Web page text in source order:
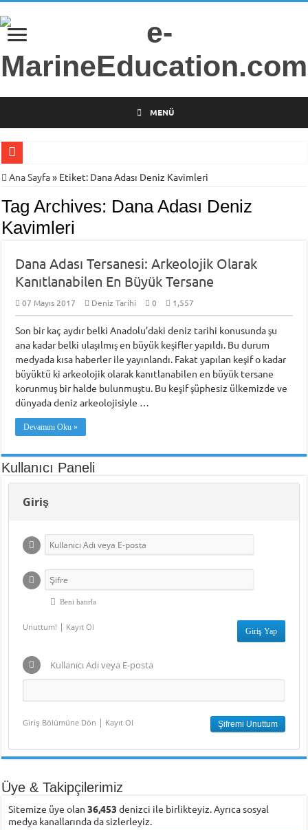
MENÜ
Gemi Radarları Üzerine Bilimsel Araştırma
Piri Reis Üniversitesi’nden Arsa Satışı
DARGEB-Denizci Gönüllülerden Gemi İnsanlarına Mesaj Var!
MINE-EMI Projesi ile Ortak Yüksek Lisans Programı Geliştirme Çalışmaları
Armona Denizcilik İşletme Müdürü Kapt. Semih Falay Vefat Etti
Piri Reis Üniversitesi’nin Karadeniz Ülkeleri için “Ortak Yüksek Lisans
DARGEB’ten, Deniz’den Fotoğraf Sergisi
DARGEB Denizci Gönüllüler’den Preveze Deniz Zaferi Videosu
Ana Sayfa» Etiket: Dana Adası Deniz Kavimleri
Tag Archives: Dana Adası Deniz
Kavimleri
Dana Adası Tersanesi: Arkeolojik Olarak
Kanıtlanabilen En Büyük Tersane
07 Mayıs 2017 Deniz Tarihi 0 1,557
Son bir kaç aydır belki Anadolu’daki deniz tarihi konusunda şu
ana kadar belki ulaşılmış en büyük keşifler yapıldı. Bu durum
medyada kısa haberler ile yayınlandı. Fakat yapılan keşif o kadar
büyüktü ki arkeolojik olarak kanıtlanabilen en büyük tersane
korunmuş bir halde bulunmuştu. Bu keşif şüphesiz ülkemizde ve
dünyada deniz arkeolojisiyle …
Devamını Oku »
Kullanıcı Paneli
Giriş
Beni hatırla
Unuttum! | Kayıt Ol
Kullanıcı Adı veya E-posta
Giriş Bölümüne Dön | Kayıt Ol
Üye & Takipçilerimiz
Sitemize üye olan36,453 denizci ile birlikteyiz. Ayrıca sosyal
medya kanallarında da sizlerleyiz.